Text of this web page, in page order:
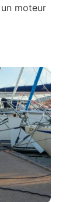
moteur